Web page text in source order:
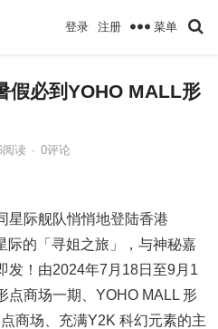
登录 注册 菜单
假必到YOHO MALL形
阅读 · 0评论
星际舰队悄悄地登陆香港
际的「寻姐之旅」，与神秘嘉
发！由2024年7月18日至9月1
点商场一期、YOHO MALL 形
商场、充满Y2K 科幻元素的主